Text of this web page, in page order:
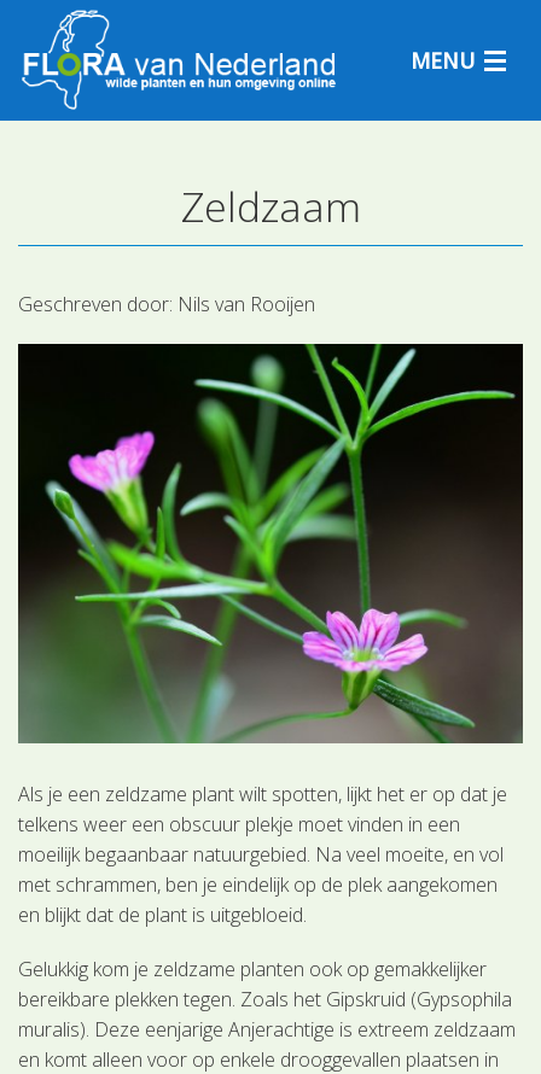
MENU
Plantengemeenschappen
Determineren
Zeldzaam
Geschreven door: Nils van Rooijen
Als je een zeldzame plant wilt spotten, lijkt het er op dat je
telkens weer een obscuur plekje moet vinden in een
moeilijk begaanbaar natuurgebied. Na veel moeite, en vol
met schrammen, ben je eindelijk op de plek aangekomen
en blijkt dat de plant is uitgebloeid.
Gelukkig kom je zeldzame planten ook op gemakkelijker
bereikbare plekken tegen. Zoals het Gipskruid (Gypsophila
muralis). Deze eenjarige Anjerachtige is extreem zeldzaam
en komt alleen voor op enkele drooggevallen plaatsen in